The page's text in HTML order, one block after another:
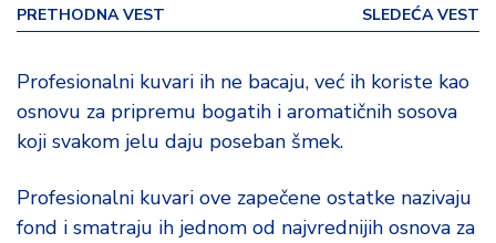
PRETHODNA VEST SLEDEĆA VEST
Profesionalni kuvari ih ne bacaju, već ih koriste kao
osnovu za pripremu bogatih i aromatičnih sosova
koji svakom jelu daju poseban šmek.
Profesionalni kuvari ove zapečene ostatke nazivaju
fond i smatraju ih jednom od najvrednijih osnova za